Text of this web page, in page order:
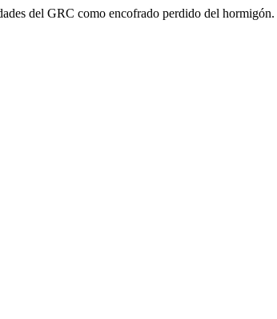
del GRC como encofrado perdido del hormigón.